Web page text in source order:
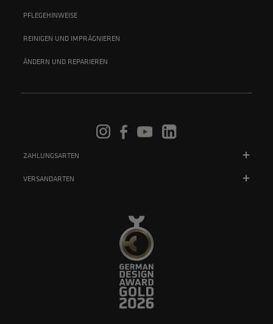
PFLEGEHINWEISE
REINIGEN UND IMPRÄGNIEREN
ÄNDERN UND REPARIEREN
ZAHLUNGSARTEN
VERSANDARTEN